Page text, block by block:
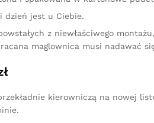
dzień jest u Ciebie.
z niewłaściwego
maglownica musi nadawać
kierowniczą na nowej